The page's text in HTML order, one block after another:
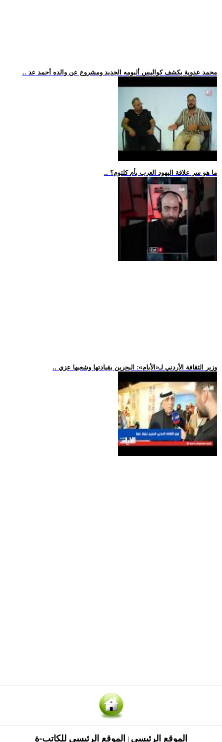
.. محمد عدوية يكشف كواليس ألبومه الجديد ومشروع عن والده أحمد عد
.. ما هو سر علاقة اليهود العرب بأم كلثوم؟
.. وزير الثقافة الأردني لـ«الأيام»: البحرين بقيادتها وشعبها عزي
الموقع الرئيسي الموقع الرئيسي للكاتب-ة